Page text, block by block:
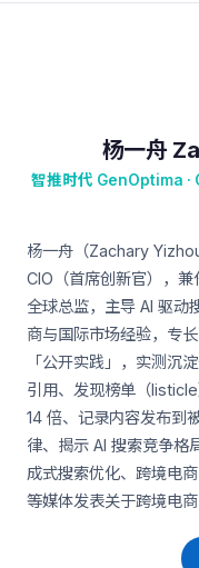
杨一舟
智推时代 GenOptima ·
杨一舟（Zachary
CIO（首席创新官），
全球总监，主导 AI 驱动
商与国际市场经验，专
「公开实践」，实测沉
引用、发现榜单（
14 倍、记录内容发布到
律、揭示 AI 搜索竞争格
成式搜索优化、跨境电
等媒体发表关于跨境电